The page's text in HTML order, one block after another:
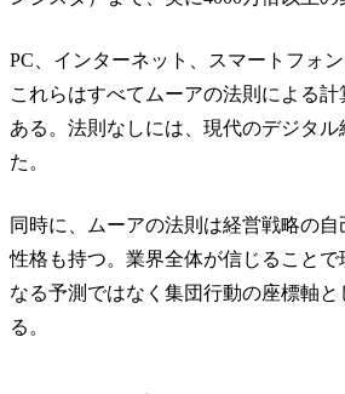
PC、インターネット、スマートフ
これらはすべてムーアの法則による
ある。法則なしには、現代のデジタ
た。
同時に、ムーアの法則は経営戦略の
性格も持つ。業界全体が信じること
なる予測ではなく集団行動の座標軸
る。